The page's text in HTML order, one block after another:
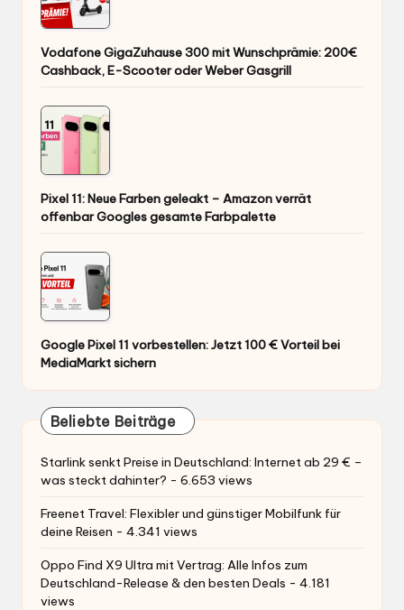
Vodafone GigaZuhause 300 mit Wunschprämie: 200€
Cashback, E-Scooter oder Weber Gasgrill
Pixel 11: Neue Farben geleakt – Amazon verrät
offenbar Googles gesamte Farbpalette
Google Pixel 11 vorbestellen: Jetzt 100 € Vorteil bei
MediaMarkt sichern
Beliebte Beiträge
Starlink senkt Preise in Deutschland: Internet ab 29 € –
was steckt dahinter? - 6.653 views
Freenet Travel: Flexibler und günstiger Mobilfunk für
deine Reisen - 4.341 views
Oppo Find X9 Ultra mit Vertrag: Alle Infos zum
Deutschland-Release & den besten Deals - 4.181
views